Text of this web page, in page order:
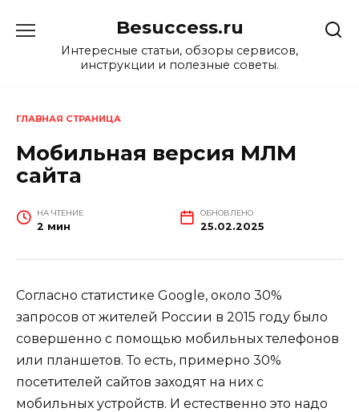
содержанию
Besuccess.ru
Интересные статьи, обзоры сервисов,
инструкции и полезные советы.
ГЛАВНАЯ СТРАНИЦА
Мобильная версия МЛМ
сайта
НА ЧТЕНИЕ
2 мин
ОБНОВЛЕНО
25.02.2025
Согласно статистике Google, около 30%
запросов от жителей России в 2015 году было
совершенно с помощью мобильных телефонов
или планшетов. То есть, примерно 30%
посетителей сайтов заходят на них с
мобильных устройств. И естественно это надо